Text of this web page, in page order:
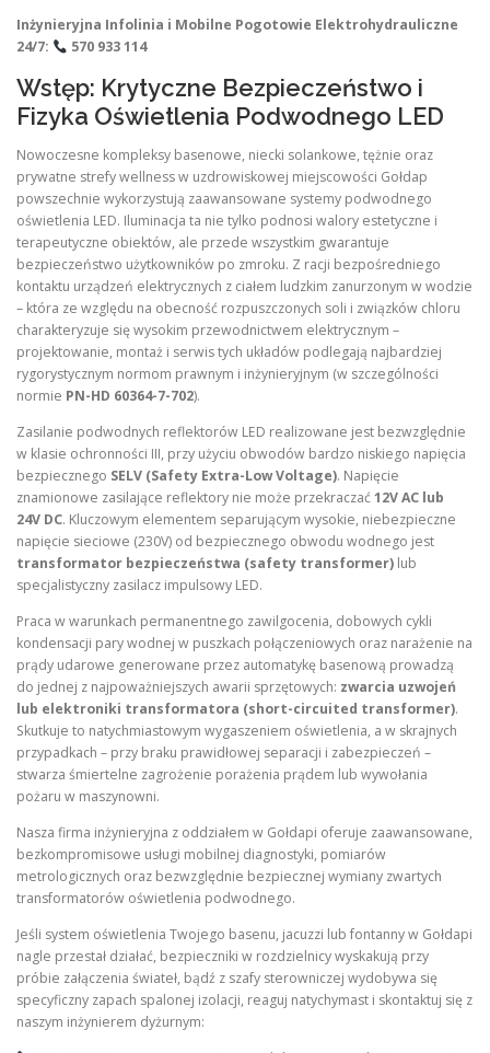
Inżynieryjna Infolinia i Mobilne Pogotowie Elektrohydrauliczne
24/7:
570 933 114
Wstęp: Krytyczne Bezpieczeństwo i
Fizyka Oświetlenia Podwodnego LED
Nowoczesne kompleksy basenowe, niecki solankowe, tężnie oraz
prywatne strefy wellness w uzdrowiskowej miejscowości Gołdap
powszechnie wykorzystują zaawansowane systemy podwodnego
oświetlenia LED. Iluminacja ta nie tylko podnosi walory estetyczne i
terapeutyczne obiektów, ale przede wszystkim gwarantuje
bezpieczeństwo użytkowników po zmroku. Z racji bezpośredniego
kontaktu urządzeń elektrycznych z ciałem ludzkim zanurzonym w wodzie
– która ze względu na obecność rozpuszczonych soli i związków chloru
charakteryzuje się wysokim przewodnictwem elektrycznym –
projektowanie, montaż i serwis tych układów podlegają najbardziej
rygorystycznym normom prawnym i inżynieryjnym (w szczególności
normie PN-HD 60364-7-702).
Zasilanie podwodnych reflektorów LED realizowane jest bezwzględnie
w klasie ochronności III, przy użyciu obwodów bardzo niskiego napięcia
bezpiecznego SELV (Safety Extra-Low Voltage). Napięcie
znamionowe zasilające reflektory nie może przekraczać12V AC lub
24V DC. Kluczowym elementem separującym wysokie, niebezpieczne
napięcie sieciowe (230V) od bezpiecznego obwodu wodnego jest
transformator bezpieczeństwa (safety transformer) lub
specjalistyczny zasilacz impulsowy LED.
Praca w warunkach permanentnego zawilgocenia, dobowych cykli
kondensacji pary wodnej w puszkach połączeniowych oraz narażenie na
prądy udarowe generowane przez automatykę basenową prowadzą
do jednej z najpoważniejszych awarii sprzętowych: zwarcia uzwojeń
lub elektroniki transformatora (short-circuited transformer).
Skutkuje to natychmiastowym wygaszeniem oświetlenia, a w skrajnych
przypadkach – przy braku prawidłowej separacji i zabezpieczeń –
stwarza śmiertelne zagrożenie porażenia prądem lub wywołania
pożaru w maszynowni.
Nasza firma inżynieryjna z oddziałem w Gołdapi oferuje zaawansowane,
bezkompromisowe usługi mobilnej diagnostyki, pomiarów
metrologicznych oraz bezwzględnie bezpiecznej wymiany zwartych
transformatorów oświetlenia podwodnego.
Jeśli system oświetlenia Twojego basenu, jacuzzi lub fontanny w Gołdapi
nagle przestał działać, bezpieczniki w rozdzielnicy wyskakują przy
próbie załączenia świateł, bądź z szafy sterowniczej wydobywa się
specyficzny zapach spalonej izolacji, reaguj natychymast i skontaktuj się z
naszym inżynierem dyżurnym: